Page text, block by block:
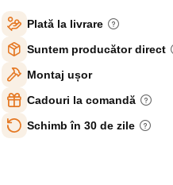
Plată la livrare
Suntem producător direct
Montaj ușor
Cadouri la comandă
Schimb în 30 de zile